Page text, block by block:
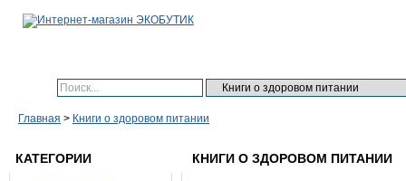
Главная > Книги о здоровом питании
КАТЕГОРИИ КНИГИ О ЗДОРОВОМ ПИТАНИИ